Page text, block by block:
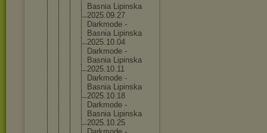
Basnia Lipinska
2025.09.27
Darkmode -
Basnia Lipinska
2025.10.04
Darkmode -
Basnia Lipinska
2025.10.11
Darkmode -
Basnia Lipinska
2025.10.18
Darkmode -
Basnia Lipinska
2025.10.25